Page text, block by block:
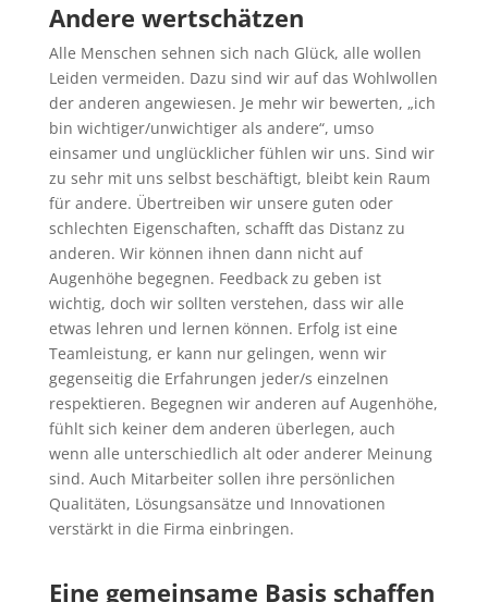
Andere wertschätzen
Alle Menschen sehnen sich nach Glück, alle wollen
Leiden vermeiden. Dazu sind wir auf das Wohlwollen
der anderen angewiesen. Je mehr wir bewerten, „ich
bin wichtiger/unwichtiger als andere“, umso
einsamer und unglücklicher fühlen wir uns. Sind wir
zu sehr mit uns selbst beschäftigt, bleibt kein Raum
für andere. Übertreiben wir unsere guten oder
schlechten Eigenschaften, schafft das Distanz zu
anderen. Wir können ihnen dann nicht auf
Augenhöhe begegnen. Feedback zu geben ist
wichtig, doch wir sollten verstehen, dass wir alle
etwas lehren und lernen können. Erfolg ist eine
Teamleistung, er kann nur gelingen, wenn wir
gegenseitig die Erfahrungen jeder/s einzelnen
respektieren. Begegnen wir anderen auf Augenhöhe,
fühlt sich keiner dem anderen überlegen, auch
wenn alle unterschiedlich alt oder anderer Meinung
sind. Auch Mitarbeiter sollen ihre persönlichen
Qualitäten, Lösungsansätze und Innovationen
verstärkt in die Firma einbringen.
Eine gemeinsame Basis schaffen